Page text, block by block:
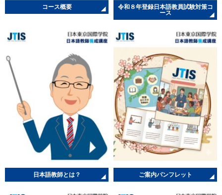
コース概要
令和８年登録日本語教員試験対策コ
ース
日本語教師とは？ ご案内パンフレット